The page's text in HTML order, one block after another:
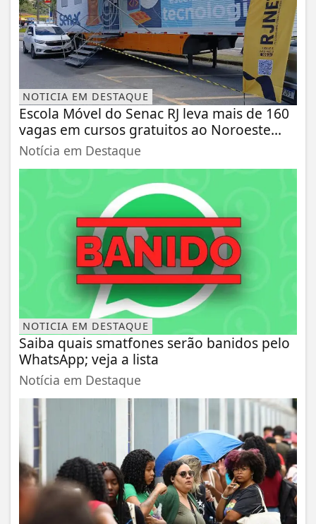
NOTICIA EM DESTAQUE
Escola Móvel do Senac RJ leva mais de 160
vagas em cursos gratuitos ao Noroeste...
Notícia em Destaque
NOTICIA EM DESTAQUE
Saiba quais smatfones serão banidos pelo
WhatsApp; veja a lista
Notícia em Destaque